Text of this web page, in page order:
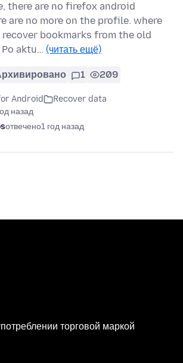
there are no firefox android
are no more on the profile. where
bookmarks from the old
aktu… (читать ещё)
1 209
Android
Recover data
назад
отвечено1 год назад
торговой маркой